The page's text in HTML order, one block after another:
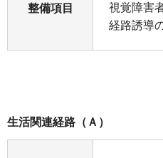
整備項目
視覚障害
経路誘導
生活関連経路（Ａ）